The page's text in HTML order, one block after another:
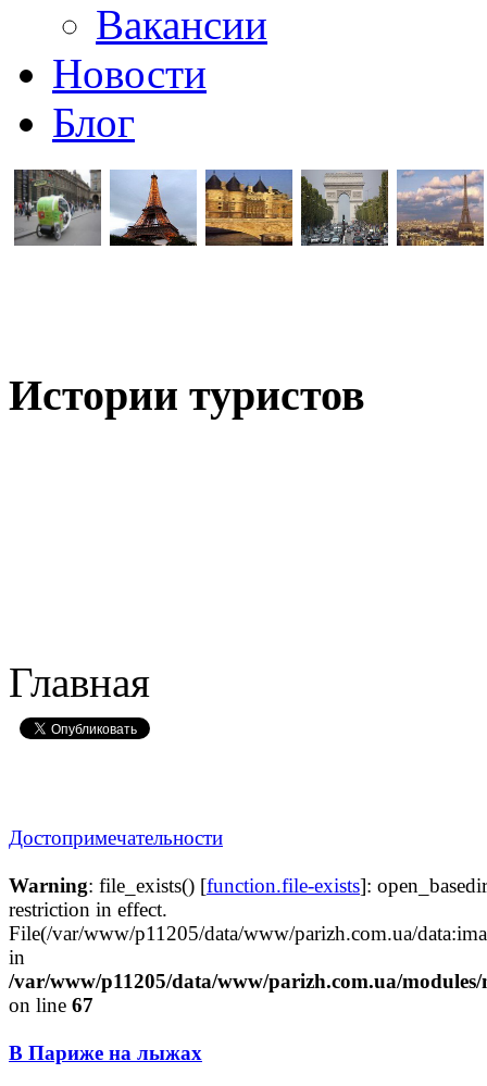
Вакансии
Новости
Блог
Истории туристов
Главная
Достопримечательности
Warning: file_exists() [function.file-exists]: open_basedir
restriction in effect.
File(/var/www/p11205/data/www/parizh.com.ua/
in
/var/www/p11205/data/www/parizh.com.ua/
on line 67
В Париже на лыжах